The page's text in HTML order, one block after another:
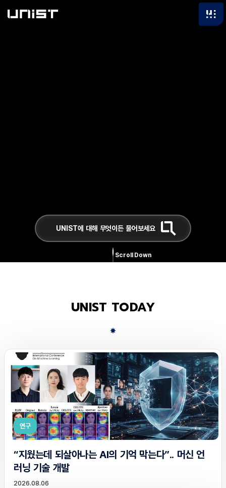
Scroll Down
UNIST TODAY
연구
“지웠는데 되살아나는 AI의 기억 막는다”.. 머신 언
러닝 기술 개발
2026.08.06